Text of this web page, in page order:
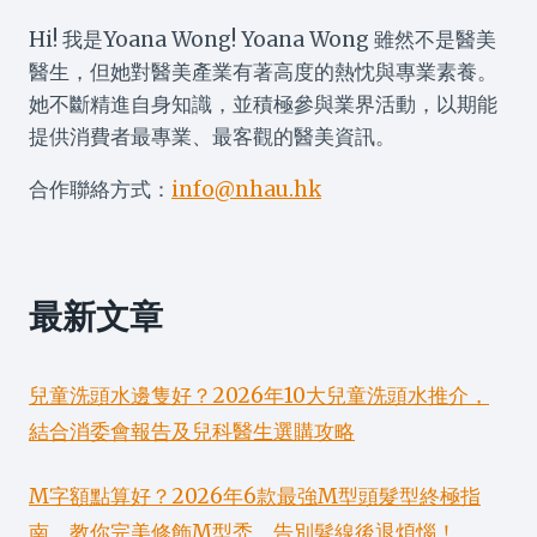
Hi! 我是Yoana Wong! Yoana Wong 雖然不是醫美
醫生，但她對醫美產業有著高度的熱忱與專業素養。
她不斷精進自身知識，並積極參與業界活動，以期能
提供消費者最專業、最客觀的醫美資訊。
合作聯絡方式： info@nhau.hk
最新文章
兒童洗頭水邊隻好？2026年10大兒童洗頭水推介，
結合消委會報告及兒科醫生選購攻略
M字額點算好？2026年6款最強M型頭髮型終極指